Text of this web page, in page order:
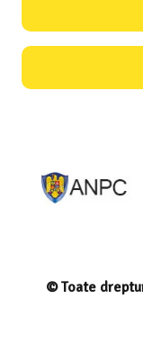
© Toate